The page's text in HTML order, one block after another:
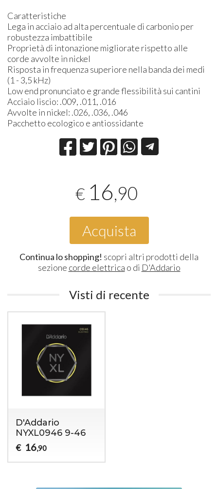
Caratteristiche
Lega in acciaio ad alta percentuale di carbonio per
robustezza imbattibile
Proprietà di intonazione migliorate rispetto alle
corde avvolte in nickel
Risposta in frequenza superiore nella banda dei medi
(1 - 3,5 kHz)
Low end pronunciato e grande flessibilità sui cantini
Acciaio liscio: .009, .011, .016
Avvolte in nickel: .026, .036, .046
Pacchetto ecologico e antiossidante
€ 16,90
Acquista
Continua lo shopping! scopri altri prodotti della
sezione corde elettrica o di D'Addario
Visti di recente
D'Addario
NYXL0946 9-46
€ 16,90